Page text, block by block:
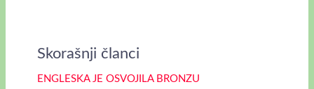
Skorašnji članci
ENGLESKA JE OSVOJILA BRONZU